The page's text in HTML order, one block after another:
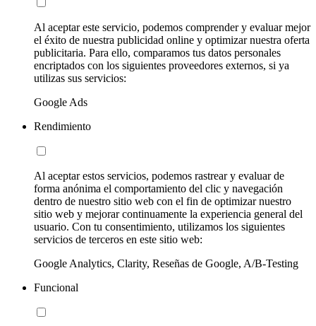
Al aceptar este servicio, podemos comprender y evaluar mejor
el éxito de nuestra publicidad online y optimizar nuestra oferta
publicitaria. Para ello, comparamos tus datos personales
encriptados con los siguientes proveedores externos, si ya
utilizas sus servicios:
Google Ads
Rendimiento
Al aceptar estos servicios, podemos rastrear y evaluar de
forma anónima el comportamiento del clic y navegación
dentro de nuestro sitio web con el fin de optimizar nuestro
sitio web y mejorar continuamente la experiencia general del
usuario. Con tu consentimiento, utilizamos los siguientes
servicios de terceros en este sitio web:
Google Analytics, Clarity, Reseñas de Google, A/B-Testing
Funcional